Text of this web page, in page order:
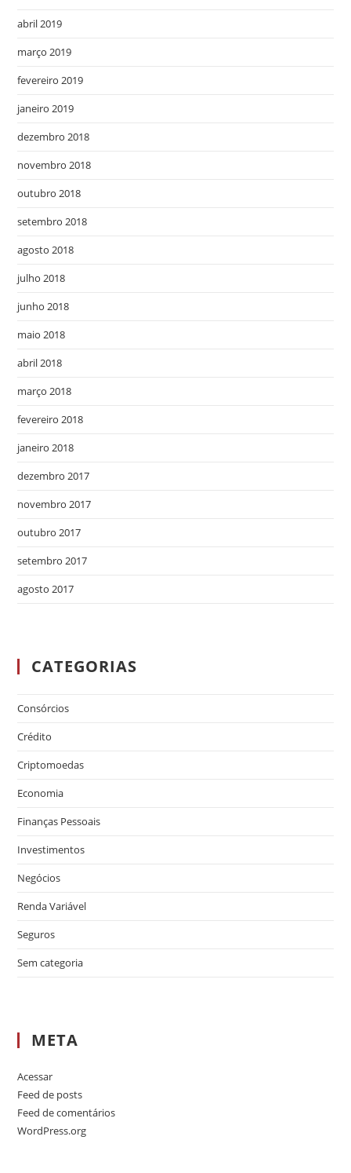
abril 2019
março 2019
fevereiro 2019
janeiro 2019
dezembro 2018
novembro 2018
outubro 2018
setembro 2018
agosto 2018
julho 2018
junho 2018
maio 2018
abril 2018
março 2018
fevereiro 2018
janeiro 2018
dezembro 2017
novembro 2017
outubro 2017
setembro 2017
agosto 2017
CATEGORIAS
Consórcios
Crédito
Criptomoedas
Economia
Finanças Pessoais
Investimentos
Negócios
Renda Variável
Seguros
Sem categoria
META
Acessar
Feed de posts
Feed de comentários
WordPress.org